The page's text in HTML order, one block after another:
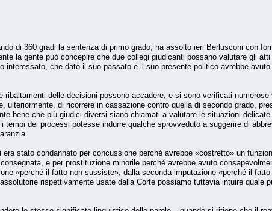
di 360 gradi la sentenza di primo grado, ha assolto ieri Berlusconi con
la gente può concepire che due collegi giudicanti possano valutare gli
interessato, che dato il suo passato e il suo presente politico avrebbe
ribaltamenti delle decisioni possono accadere, e si sono verificati
ulteriormente, di ricorrere in cassazione contro quella di secondo grado,
bene che più giudici diversi siano chiamati a valutare le situazioni
tempi dei processi potesse indurre qualche sprovveduto a suggerire di
stato condannato per concussione perché avrebbe «costretto» un
e per prostituzione minorile perché avrebbe avuto
«perché il fatto non sussiste», dalla seconda imputazione «perché il
rispettivamente usate dalla Corte possiamo tuttavia intuire quale